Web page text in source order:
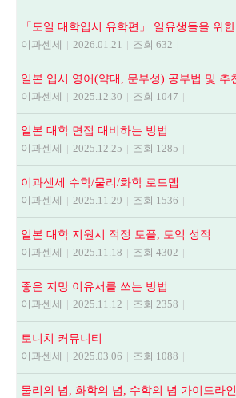
이과센세
| 2026.01.21 | 조회 632 |
이과센세
| 2025.12.30 | 조회 1047 |
일본 대학 면접 대비하는 방법
이과센세
| 2025.12.25 | 조회 1285 |
이과센세 수학/물리/화학 로드맵
이과센세
| 2025.11.29 | 조회 1536 |
일본 대학 지원시 적정 토플, 토익 성적
이과센세
| 2025.11.18 | 조회 4302 |
좋은 지망 이유서를 쓰는 방법
이과센세
| 2025.11.12 | 조회 2358 |
토니치 커뮤니티
이과센세
| 2025.03.06 | 조회 1088 |
물리의 념, 화학의 념, 수학의 념 가이드라인